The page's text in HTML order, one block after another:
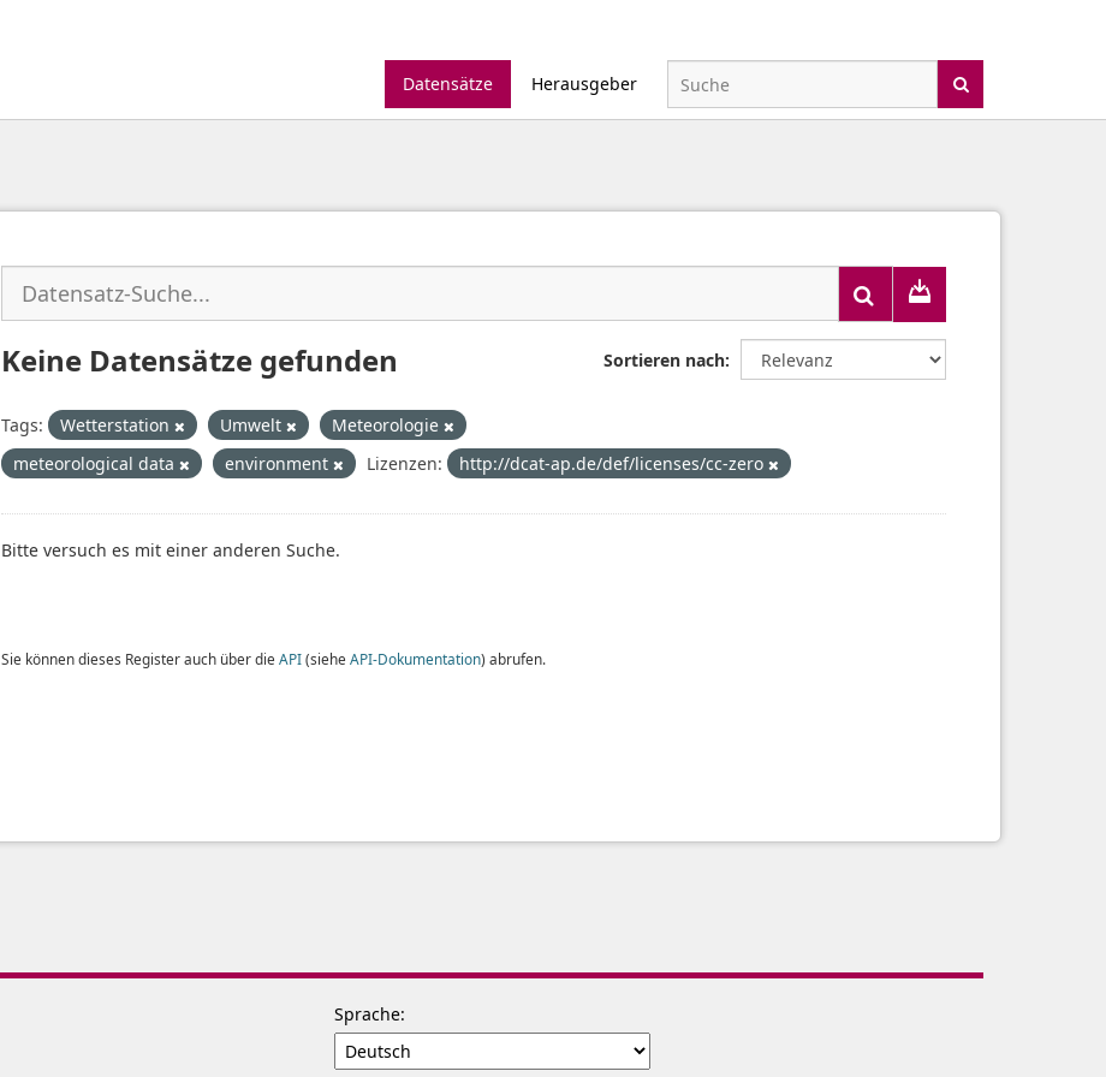
Datensätze
Herausgeber
Sortieren nach
Keine Datensätze gefunden
Tags: Wetterstation Umwelt
Meteorologie
meteorological data
environment Lizenzen: http://dcat-ap.de/def/licenses/cc-zero
Bitte versuch es mit einer anderen Suche.
Sie können dieses Register auch über die API(siehe API-Dokumentation) abrufen.
Sprache